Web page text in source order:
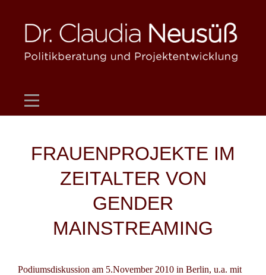
content
FRAUENPROJEKTE IM
ZEITALTER VON
GENDER
MAINSTREAMING
Podiumsdiskussion am 5.November 2010 in Berlin, u.a. mit
Beitragsnavigation